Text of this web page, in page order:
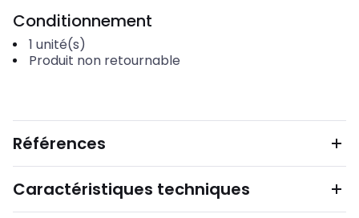
Conditionnement
1 unité(s)
Produit non retournable
Références
Caractéristiques techniques